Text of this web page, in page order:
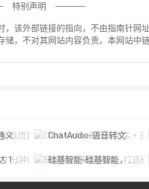
特别声明
该外部链接的指向，不由指南针网
，不对其网站内容负责。本网站中
习AI助手 ChatAudio-语音转文字 + 总结 + 对话
视频 硅基智能-硅基智能，打造硅基劳动力，让人回归人的价值。